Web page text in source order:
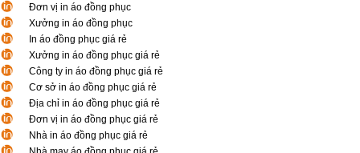
Đơn vị in áo đồng phục
Xưởng in áo đồng phục
In áo đồng phục giá rẻ
Xưởng in áo đồng phục giá rẻ
Công ty in áo đồng phục giá rẻ
Cơ sở in áo đồng phục giá rẻ
Địa chỉ in áo đồng phục giá rẻ
Đơn vị in áo đồng phục giá rẻ
Nhà in áo đồng phục giá rẻ